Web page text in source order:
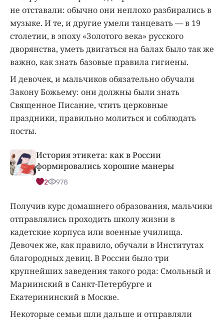
не отставали: обычно они неплохо разбирались в
музыке. И те, и другие умели танцевать — в 19
столетии, в эпоху «Золотого века» русского
дворянства, уметь двигаться на балах было так же
важно, как знать базовые правила гигиены.
И девочек, и мальчиков обязательно обучали
Закону Божьему: они должны были знать
Священное Писание, чтить церковные
праздники, правильно молиться и соблюдать
посты.
История этикета: как в России
формировались хорошие манеры
2 978
Получив курс домашнего образования, мальчики
отправлялись проходить школу жизни в
кадетские корпуса или военные училища.
Девочек же, как правило, обучали в Институтах
благородных девиц. В России было три
крупнейших заведения такого рода: Смольный и
Мариинский в Санкт-Петербурге и
Екатерининский в Москве.
Некоторые семьи шли дальше и отправляли